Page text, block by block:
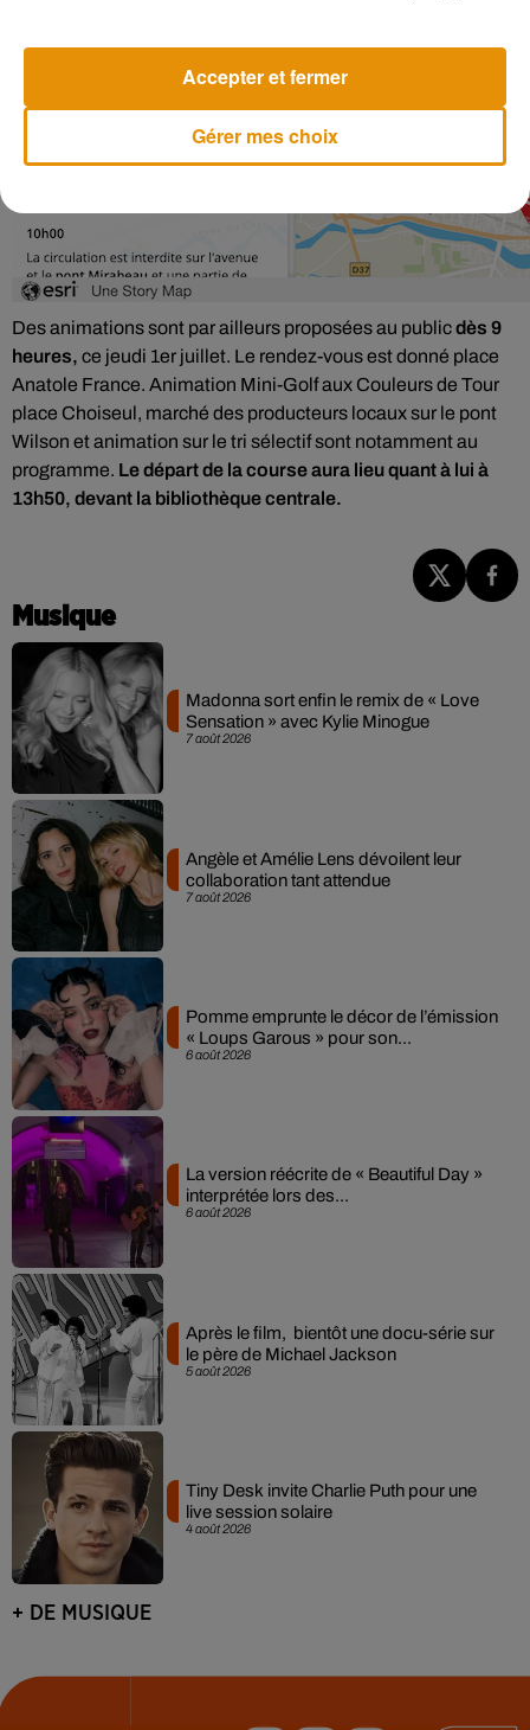
Des animations sont par ailleurs proposées au publicdès 9
heures, ce jeudi 1er juillet. Le rendez-vous est donné place
Anatole France. Animation Mini-Golf aux Couleurs de Tour
place Choiseul, marché des producteurs locaux sur le pont
Wilson et animation sur le tri sélectif sont notamment au
programme. Le départ de la course aura lieu quant à lui à
13h50, devant la bibliothèque centrale.
Musique
7 août 2026
Madonna sort enfin le remix de « Love
Sensation » avec Kylie Minogue
7 août 2026
Angèle et Amélie Lens dévoilent leur
collaboration tant attendue
6 août 2026
Pomme emprunte le décor de l’émission
« Loups Garous » pour son...
6 août 2026
La version réécrite de « Beautiful Day »
interprétée lors des...
5 août 2026
Après le film, bientôt une docu-série sur
le père de Michael Jackson
4 août 2026
Tiny Desk invite Charlie Puth pour une
live session solaire
+ DE MUSIQUE
Gérer mes choix
Accepter et fermer